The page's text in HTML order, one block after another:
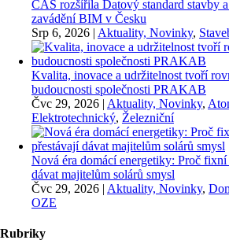
ČAS rozšířila Datový standard stavby
zavádění BIM v Česku
Srp 6, 2026 | Aktuality, Novinky,
Kvalita, inovace a udržitelnost tvoří
budoucnosti společnosti PRAKAB
Čvc 29, 2026 | Aktuality, Novinky,
Elektrotechnický, Železniční
Nová éra domácí energetiky: Proč
dávat majitelům solárů smysl
Čvc 29, 2026 | Aktuality, Novinky,
OZE
Rubriky